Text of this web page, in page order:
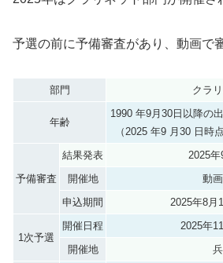
予選の前に予備審査があり、動画で
部門 クラ
年齢
1990 年9月30日以降の
（2025 年9 月30 日時
予備審査
結果発表
2025年
開催地
動
申込期間
2025年8月
1次予選
開催日程
2025年
開催地